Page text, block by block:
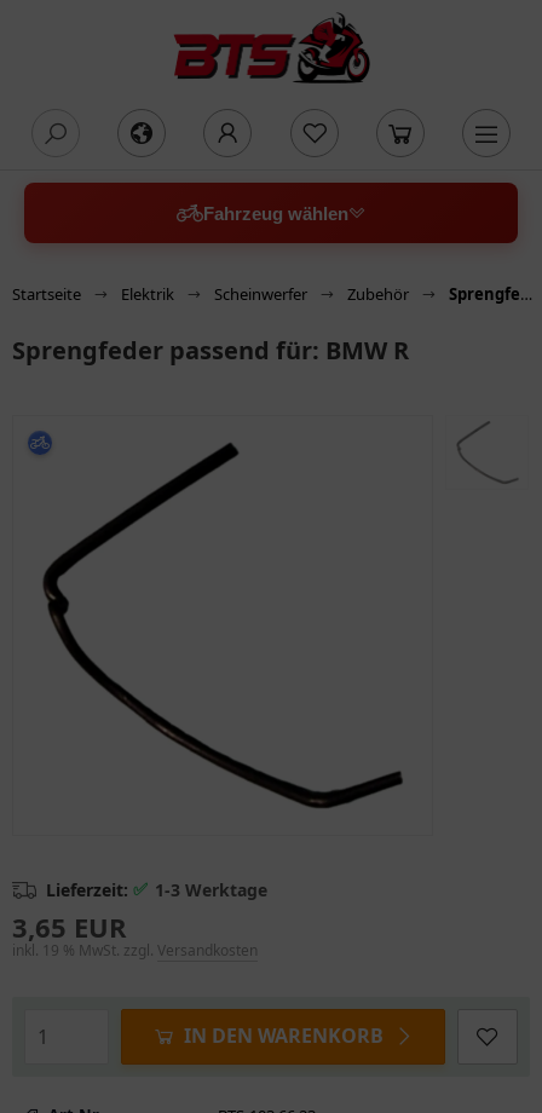
Fahrzeug wählen
Startseite Elektrik Scheinwerfer Zubehör Sprengfeder passend für: BMW R
Sprengfeder passend für: BMW R
Lieferzeit: ✅ 1-3 Werktage
3,65 EUR
inkl. 19 % MwSt. zzgl. Versandkosten
IN DEN WARENKORB